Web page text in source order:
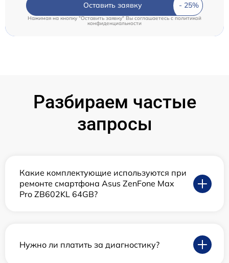
Оставить заявку
Нажимая на кнопку "Оставить заявку" Вы соглашаетесь c политикой
конфиденциальности
Разбираем частые
запросы
Какие комплектующие используются при
ремонте смартфона Asus ZenFone Max
Pro ZB602KL 64GB?
Нужно ли платить за диагностику?